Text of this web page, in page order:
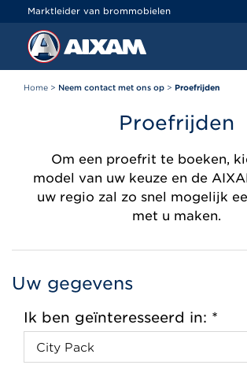
Marktleider van brommobielen
Home > Neem contact met ons op > Proefrijden
Proefrijden
Om een proefrit te boeken,
model van uw keuze en de
uw regio zal zo snel mogelijk
met u maken.
Uw gegevens
Ik ben geïnteresseerd in: *
Cookies beheer paneel